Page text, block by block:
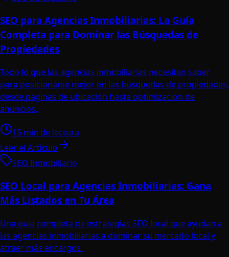
SEO para Agencias Inmobiliarias: La Guía
Completa para Dominar las Búsquedas de
Propiedades
Todo lo que las agencias inmobiliarias necesitan saber
para posicionarse mejor en las búsquedas de propiedades,
desde páginas de ubicación hasta optimización de
anuncios.
15 min de lectura
Leer el Artículo
SEO Inmobiliario
SEO Local para Agencias Inmobiliarias: Gana
Más Listados en Tu Área
Una guía completa de estrategias SEO local que ayudan a
las agencias inmobiliarias a dominar su mercado local y
atraer más encargos.